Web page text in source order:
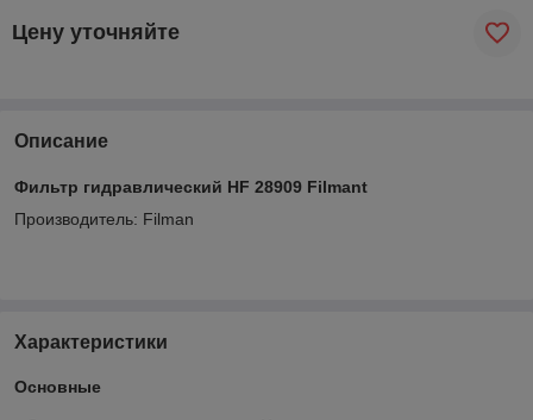
Цену уточняйте
Описание
Фильтр гидравлический HF 28909 Filmant
Производитель: Filman
Характеристики
Основные